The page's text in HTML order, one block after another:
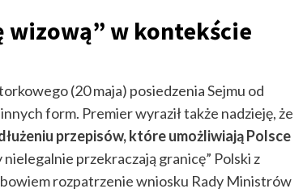
wizową” w kontekście
(20 maja) posiedzenia Sejmu od
form. Premier wyraził także nadzieję, że
przepisów, które umożliwiają Polsce
przekraczają granicę” Polski z
rozpatrzenie wniosku Rady Ministrów